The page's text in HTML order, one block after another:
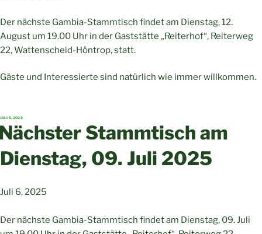
Der nächste Gambia-Stammtisch findet am Dienstag, 12.
August um 19.00 Uhr in der Gaststätte „Reiterhof“, Reiterweg
22, Wattenscheid-Höntrop, statt.
Gäste und Interessierte sind natürlich wie immer willkommen.
VERÖFFENTLICHT
JULI 6, 2025
Stammtisch am
Dienstag, 09. Juli 2025
Juli 6, 2025
Der nächste Gambia-Stammtisch findet am Dienstag, 09. Juli